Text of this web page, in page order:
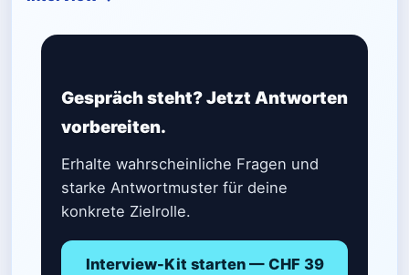
Gespräch steht? Jetzt Antworten
vorbereiten.
Erhalte wahrscheinliche Fragen und
starke Antwortmuster für deine
konkrete Zielrolle.
Interview-Kit starten — CHF 39